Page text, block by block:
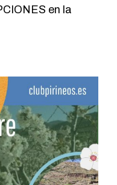
en la